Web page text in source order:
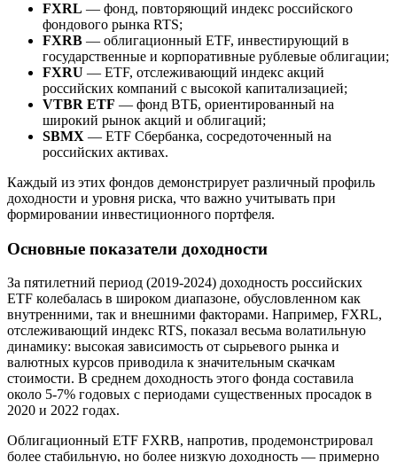
FXRL — фонд, повторяющий индекс российского
фондового рынка RTS;
FXRB — облигационный ETF, инвестирующий в
государственные и корпоративные рублевые облигации;
FXRU — ETF, отслеживающий индекс акций
российских компаний с высокой капитализацией;
VTBR ETF — фонд ВТБ, ориентированный на
широкий рынок акций и облигаций;
SBMX — ETF Сбербанка, сосредоточенный на
российских активах.
Каждый из этих фондов демонстрирует различный профиль
доходности и уровня риска, что важно учитывать при
формировании инвестиционного портфеля.
Основные показатели доходности
За пятилетний период (2019-2024) доходность российских
ETF колебалась в широком диапазоне, обусловленном как
внутренними, так и внешними факторами. Например, FXRL,
отслеживающий индекс RTS, показал весьма волатильную
динамику: высокая зависимость от сырьевого рынка и
валютных курсов приводила к значительным скачкам
стоимости. В среднем доходность этого фонда составила
около 5-7% годовых с периодами существенных просадок в
2020 и 2022 годах.
Облигационный ETF FXRB, напротив, продемонстрировал
более стабильную, но более низкую доходность — примерно